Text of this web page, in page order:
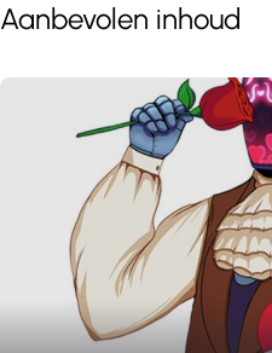
Aanbevolen inhoud